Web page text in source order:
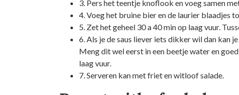
3. Pers het teentje knoflook en voeg samen
4. Voeg het bruine bier en de laurier blaadjes
5. Zet het geheel 30 a 40 min op laag vuur.
6. Als je de saus liever iets dikker wil dan kan
Meng dit wel eerst in een beetje water en
laag vuur.
7. Serveren kan met friet en witloof salade.